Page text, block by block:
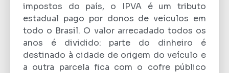
impostos do país, o IPVA é um tributo
estadual pago por donos de veículos em
todo o Brasil. O valor arrecadado todos os
anos é dividido: parte do dinheiro é
destinado à cidade de origem do veículo e
a outra parcela fica com o cofre público